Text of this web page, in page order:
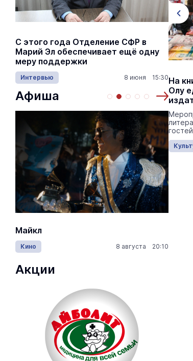
С этого года Отделение СФР в
Марий Эл обеспечивает ещё одну
меру поддержки
Интервью 8 июня 15:30
Афиша
Майкл
Кино 8 августа 20:10
Акции
На Марийском книжном фестивале
прошла презентация необычной
книги
Глава Марий Эл побывал на открытии
Культура Сегодня 17:55
На
Олу